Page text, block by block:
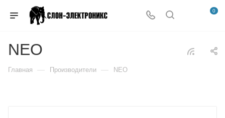
0
NEO
Главная — Производители — NEO